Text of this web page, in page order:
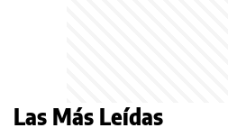
Las Más Leídas